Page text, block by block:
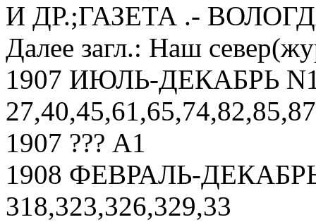
И ДР.;ГАЗЕТА .-
Далее загл.: Наш
1907 ИЮЛЬ-ДЕКАБРЬ
1907 ??? А1
1908 ФЕВРАЛЬ-ДЕКАБРЬ
318,323,326,329,33